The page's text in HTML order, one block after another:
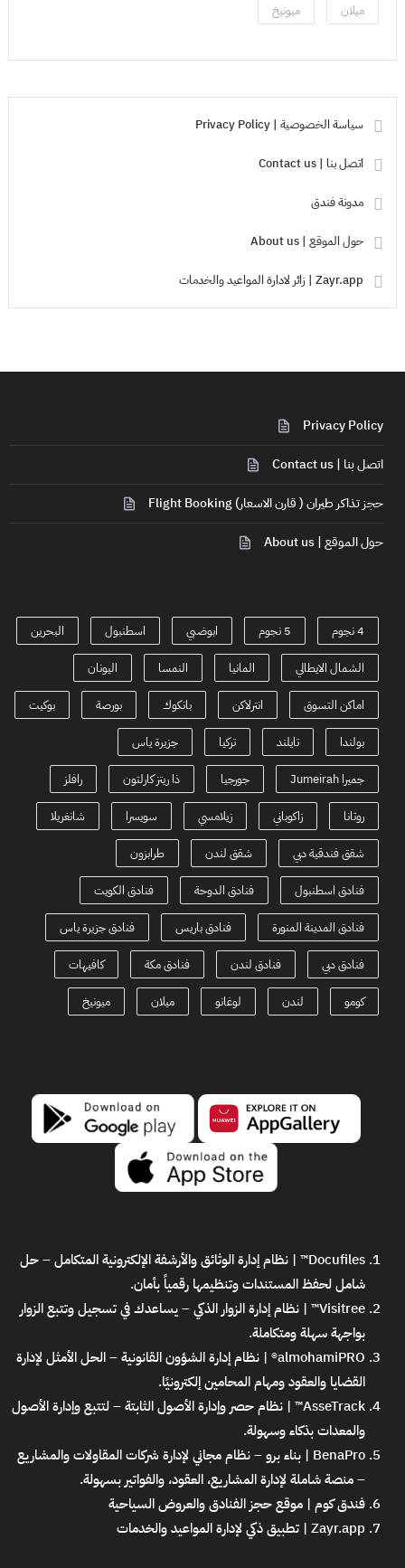
ميلان ميونيخ
سياسة الخصوصية | Privacy Policy
اتصل بنا | Contact us
مدونة فندق
حول الموقع | About us
Zayr.app | زائر لادارة المواعيد والخدمات
Privacy Policy
اتصل بنا | Contact us
حجز تذاكر طيران ( قارن الاسعار) Flight Booking
حول الموقع | About us
4 نجوم 5 نجوم ابوضبي اسطنبول البحرين
الشمال الايطالي المانيا النمسا اليونان
اماكن التسوق انترلاكن بانكوك بورصة بوكيت
بولندا تايلند تركيا جزيرة ياس
جميرا Jumeirah جورجيا ذا ريتز كارلتون رافلز
روتانا زاكوباني زيلامسي سويسرا شانغريلا
شقق فندقية دبي شقق لندن طرابزون
فنادق اسطنبول فنادق الدوحة فنادق الكويت
فنادق المدينة المنورة فنادق باريس فنادق جزيرة ياس
فنادق دبي فنادق لندن فنادق مكة كافيهات
كومو لندن لوغانو ميلان ميونيخ
Docufiles™ | نظام إدارة الوثائق والأرشفة الإلكترونية المتكامل
– حل
شامل لحفظ المستندات وتنظيمها رقمياً بأمان.
Visitree™ | نظام إدارة الزوار الذكي
– يساعدك في تسجيل وتتبع الزوار
بواجهة سهلة ومتكاملة.
almohamiPRO® | نظام إدارة الشؤون القانونية
– الحل الأمثل لإدارة
القضايا والعقود ومهام المحامين إلكترونيًا.
AsseTrack™ | نظام حصر وإدارة الأصول الثابتة
– لتتبع وإدارة الأصول
والمعدات بذكاء وسهولة.
BenaPro | بناء برو – نظام مجاني لإدارة شركات المقاولات والمشاريع
– منصة شاملة لإدارة المشاريع، العقود، والفواتير بسهولة.
فندق كوم | موقع حجز الفنادق والعروض السياحية
Zayr.app | تطبيق ذكي لإدارة المواعيد والخدمات